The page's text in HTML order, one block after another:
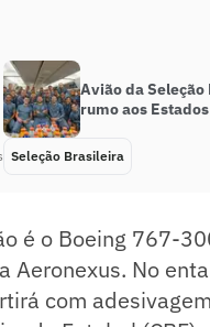
Avião da
rumo aos
Seleção Brasileira
é o Boeing 767-
Aeronexus. No
com